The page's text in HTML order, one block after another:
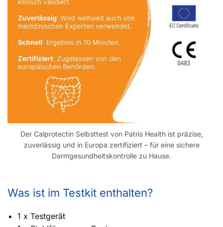
Der Calprotectin Selbsttest von Patris Health ist präzise,
zuverlässig und in Europa zertifiziert – für eine sichere
Darmgesundheitskontrolle zu Hause.
Was ist im Testkit enthalten?
1 x Testgerät